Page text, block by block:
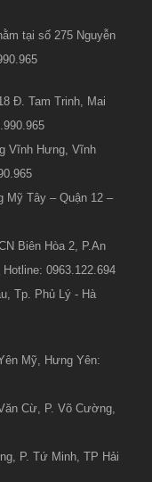
tại số 275 Nguyễn
Đ. Tam Trinh, Mai
Vĩnh Hưng, Vĩnh
Mỹ Tây – Quận 12 –
Biên Hòa 2, P.An
0963.122.694
Tp. Phủ Lý - Hà
Mỹ, Hưng Yên:
Cừ, P. Võ Cường,
P. Tứ Minh, TP Hải